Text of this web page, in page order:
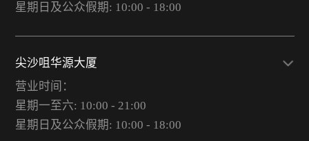
星期日及公众假期: 10:00 - 18:00
尖沙咀华源大厦
营业时间：
星期一至六: 10:00 - 21:00
星期日及公众假期: 10:00 - 18:00